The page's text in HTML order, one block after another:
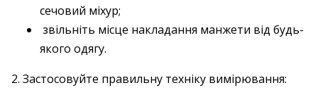
сечовий міхур;
звільніть місце накладання манжети від будь-
якого одягу.
2. Застосовуйте правильну техніку вимірювання: